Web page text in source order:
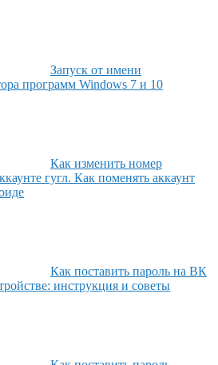
Запуск от имени
программ Windows 7 и 10
Как изменить номер
гугл. Как поменять аккаунт
Как поставить пароль на ВК
инструкция и советы